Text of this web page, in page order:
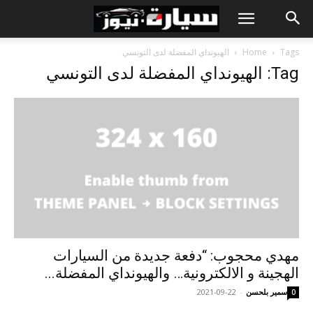
Home Tags الهيونداي المفضلة لدى التونسي
Tag: الهيونداي المفضلة لدى التونسي
مهدي محجوب: “دفعة جديدة من السيارات
الهجينة و الالكترونية… والهيونداي المفضلة...
سمير بلحسن -
2021-09-22 0